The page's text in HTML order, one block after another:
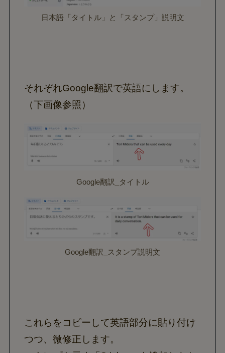
日本語「タイトル」と「スタンプ」説明文
それぞれGoogle翻訳で英語にします。
（下画像参照）
Google翻訳_タイトル
Google翻訳_スタンプ説明文
これらをコピーして英語部分に貼り付け
つつ、微修正します。